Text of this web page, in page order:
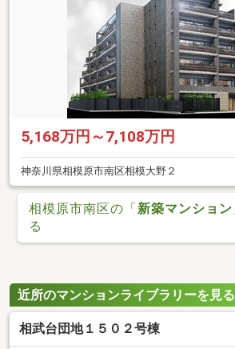
5,168万円～7,108万円
神奈川県相模原市南区相模大野２
相模原市南区の「新築マンション
る
近所のマンションライブラリーを見る
相武台団地１５０２号棟